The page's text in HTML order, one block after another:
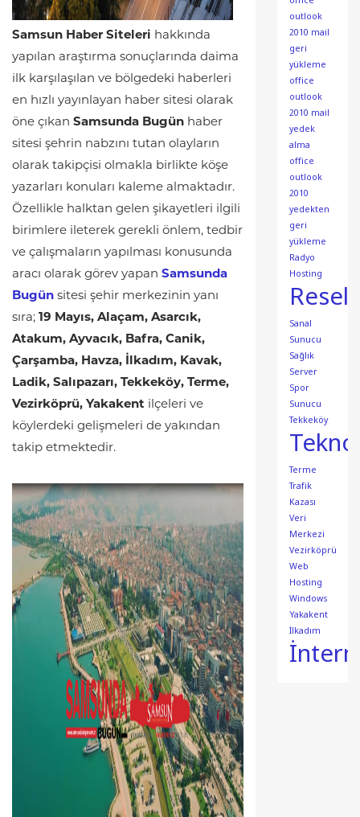
Samsun Haber Siteleri hakkında
yapılan araştırma sonuçlarında daima
ilk karşılaşılan ve bölgedeki haberleri
en hızlı yayınlayan haber sitesi olarak
öne çıkan Samsunda Bugün haber
sitesi şehrin nabzını tutan olayların
olarak takipçisi olmakla birlikte köşe
yazarları konuları kaleme almaktadır.
Özellikle halktan gelen şikayetleri ilgili
birimlere ileterek gerekli önlem, tedbir
ve çalışmaların yapılması konusunda
aracı olarak görev yapan Samsunda
Bugün sitesi şehir merkezinin yanı
sıra; 19 Mayıs, Alaçam, Asarcık,
Atakum, Ayvacık, Bafra, Canik,
Çarşamba, Havza, İlkadım, Kavak,
Ladik, Salıpazarı, Tekkeköy, Terme,
Vezirköprü, Yakakent ilçeleri ve
köylerdeki gelişmeleri de yakından
takip etmektedir.
outlook
2010 mail
geri
yükleme
office
outlook
2010 mail
yedek
alma
office
outlook
2010
yedekten
geri
yükleme
Radyo
Hosting
Sanal
Sunucu
Sağlık
Server
Spor
Sunucu
Tekkeköy
Terme
Trafik
Kazası
Veri
Merkezi
Vezirköprü
Web
Hosting
Windows
Yakakent
İlkadım